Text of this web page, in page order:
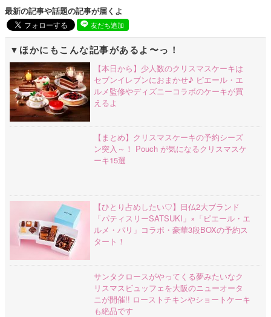
最新の記事や話題の記事が届くよ
友だち追加
ほかにもこんな記事があるよ〜っ！
【本日から】少人数のクリスマスケーキは
セブンイレブンにおまかせ♪ ピエール・エ
ルメ監修やディズニーコラボのケーキが買
えるよ
【まとめ】クリスマスケーキの予約シーズ
ン突入～！ Pouch が気になるクリスマスケ
ーキ15選
【ひとり占めしたい♡】日仏2大ブランド
「パティスリーSATSUKI」×「ピエール・エ
ルメ・パリ」コラボ・豪華3段BOXの予約ス
タート！
サンタクロースがやってくる夢みたいなク
リスマスビュッフェを大阪のニューオータ
ニが開催!! ローストチキンやショートケーキ
も絶品です